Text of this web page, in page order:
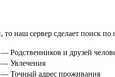
то наш сервер сделает поиск
— Родственников и друзей
— Увлечения
— Точный адрес проживания